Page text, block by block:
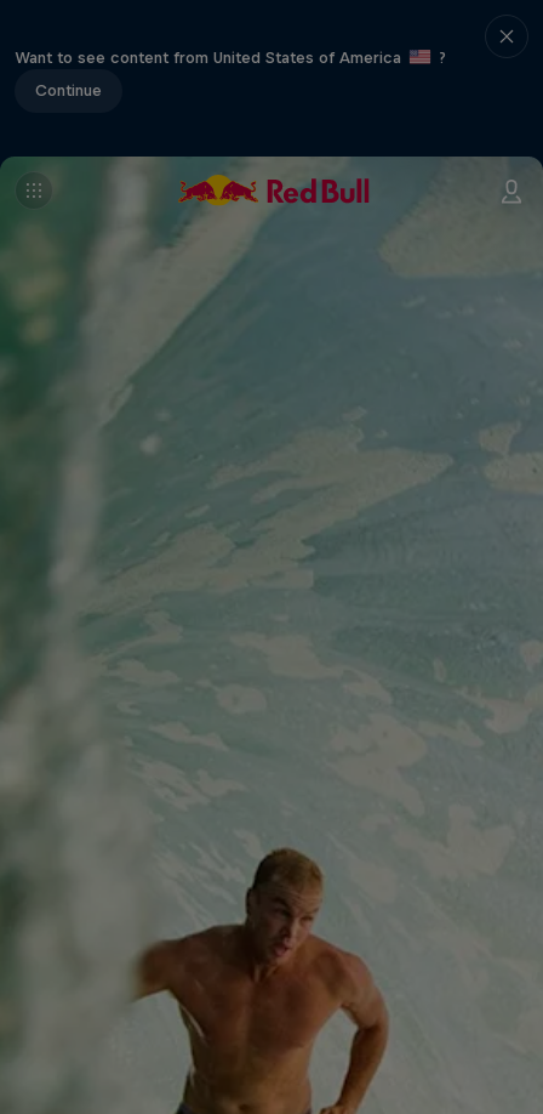
Want to see content from United States of America
?
Continue